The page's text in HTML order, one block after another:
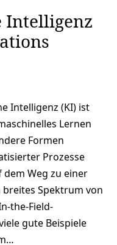
Intelligenz
Intelligenz (KI) ist
Lernen
Formen
Prozesse
Weg zu einer
Spektrum von
the-Field-
gute Beispiele